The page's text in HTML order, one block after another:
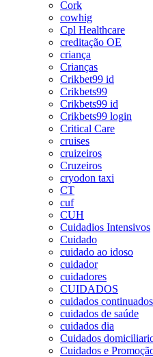
Cork
cowhig
Cpl Healthcare
creditação OE
criança
Crianças
Crikbet99 id
Crikbets99
Crikbets99 id
Crikbets99 login
Critical Care
cruises
cruizeiros
Cruzeiros
cryodon taxi
CT
cuf
CUH
Cuidadios Intensivos
Cuidado
cuidado ao idoso
cuidador
cuidadores
CUIDADOS
cuidados continuados
cuidados de saúde
cuidados dia
Cuidados
Cuidados e